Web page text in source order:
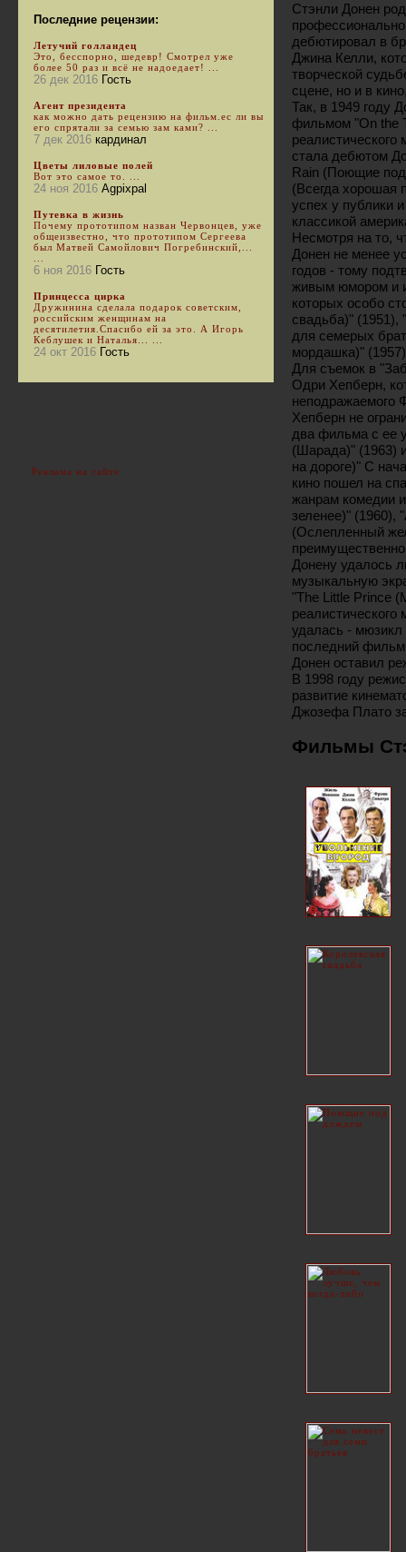
Стэнли Донен
дебютировал в
Джина Келли,
творческой
сцене, но и в
Так, в 1949 году
фильмом "On the
стала дебютом
Rain (Поющие
(Всегда хорошая
успех у публики
классикой
Несмотря на то,
Донен не менее
годов - тому
живым юмором и
которых особо
свадьба)" (1951),
для семерых
мордашка)"
Для съемок в
Одри Хепберн,
неподражаемого
Хепберн не
два фильма с ее
(Шарада)" (1963)
на дороге)" С
кино пошел на
жанрам комедии
зеленее)" (1960),
(Ослепленный
Донену удалось
музыкальную
"The Little Prince
удалась - мюзикл
последний
Донен оставил
В 1998 году
развитие
Джозефа Плато
Фильмы
Последние рецензии:
Летучий голландец
Это, бесспорно, шедевр! Смотрел уже
более 50 раз и всё не надоедает! ...
26 дек 2016 Гость
Агент президента
как можно дать рецензию на фильм.ес ли вы
его спрятали за семью зам ками? ...
7 дек 2016 кардинал
Цветы лиловые полей
Вот это самое то. ...
24 ноя 2016 Agpixpal
Путевка в жизнь
Почему прототипом назван Червонцев, уже
общеизвестно, что прототипом Сергеева
был Матвей Самойлович Погребинский,...
6 ноя 2016 Гость
Принцесса цирка
Дружинина сделала подарок советским,
российским женщинам на
десятилетия.Спасибо ей за это. А Игорь
Кеблушек и Наталья... ...
24 окт 2016 Гость
Реклама на сайте